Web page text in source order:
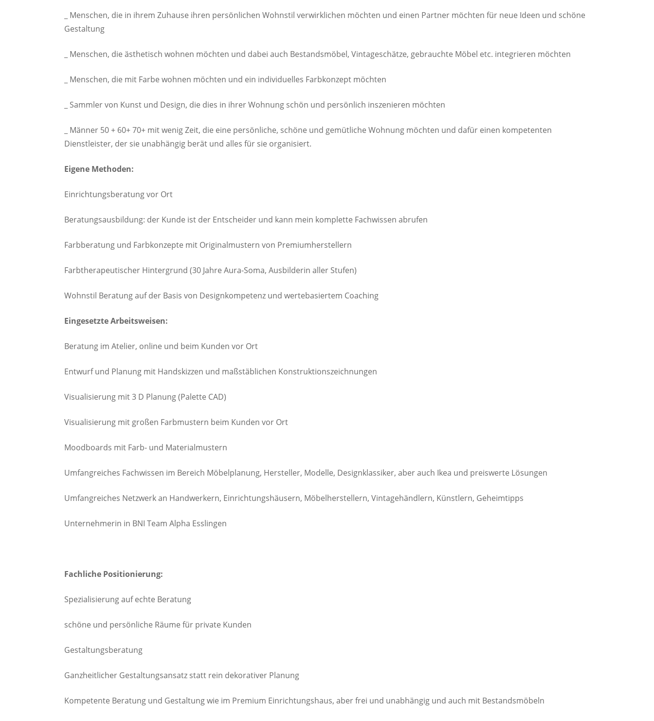
_ Menschen, die in ihrem Zuhause ihren persönlichen Wohnstil verwirklichen möchten und einen Partner möchten für neue Ideen und schöne
Gestaltung
_ Menschen, die ästhetisch wohnen möchten und dabei auch Bestandsmöbel, Vintageschätze, gebrauchte Möbel etc. integrieren möchten
_ Menschen, die mit Farbe wohnen möchten und ein individuelles Farbkonzept möchten
_ Sammler von Kunst und Design, die dies in ihrer Wohnung schön und persönlich inszenieren möchten
_ Männer 50 + 60+ 70+ mit wenig Zeit, die eine persönliche, schöne und gemütliche Wohnung möchten und dafür einen kompetenten
Dienstleister, der sie unabhängig berät und alles für sie organisiert.
Eigene Methoden:
Einrichtungsberatung vor Ort
Beratungsausbildung: der Kunde ist der Entscheider und kann mein komplette Fachwissen abrufen
Farbberatung und Farbkonzepte mit Originalmustern von Premiumherstellern
Farbtherapeutischer Hintergrund (30 Jahre Aura-Soma, Ausbilderin aller Stufen)
Wohnstil Beratung auf der Basis von Designkompetenz und wertebasiertem Coaching
Eingesetzte Arbeitsweisen:
Beratung im Atelier, online und beim Kunden vor Ort
Entwurf und Planung mit Handskizzen und maßstäblichen Konstruktionszeichnungen
Visualisierung mit 3 D Planung (Palette CAD)
Visualisierung mit großen Farbmustern beim Kunden vor Ort
Moodboards mit Farb- und Materialmustern
Umfangreiches Fachwissen im Bereich Möbelplanung, Hersteller, Modelle, Designklassiker, aber auch Ikea und preiswerte Lösungen
Umfangreiches Netzwerk an Handwerkern, Einrichtungshäusern, Möbelherstellern, Vintagehändlern, Künstlern, Geheimtipps
Unternehmerin in BNI Team Alpha Esslingen
Fachliche Positionierung:
Spezialisierung auf echte Beratung
schöne und persönliche Räume für private Kunden
Gestaltungsberatung
Ganzheitlicher Gestaltungsansatz statt rein dekorativer Planung
Kompetente Beratung und Gestaltung wie im Premium Einrichtungshaus, aber frei und unabhängig und auch mit Bestandsmöbeln